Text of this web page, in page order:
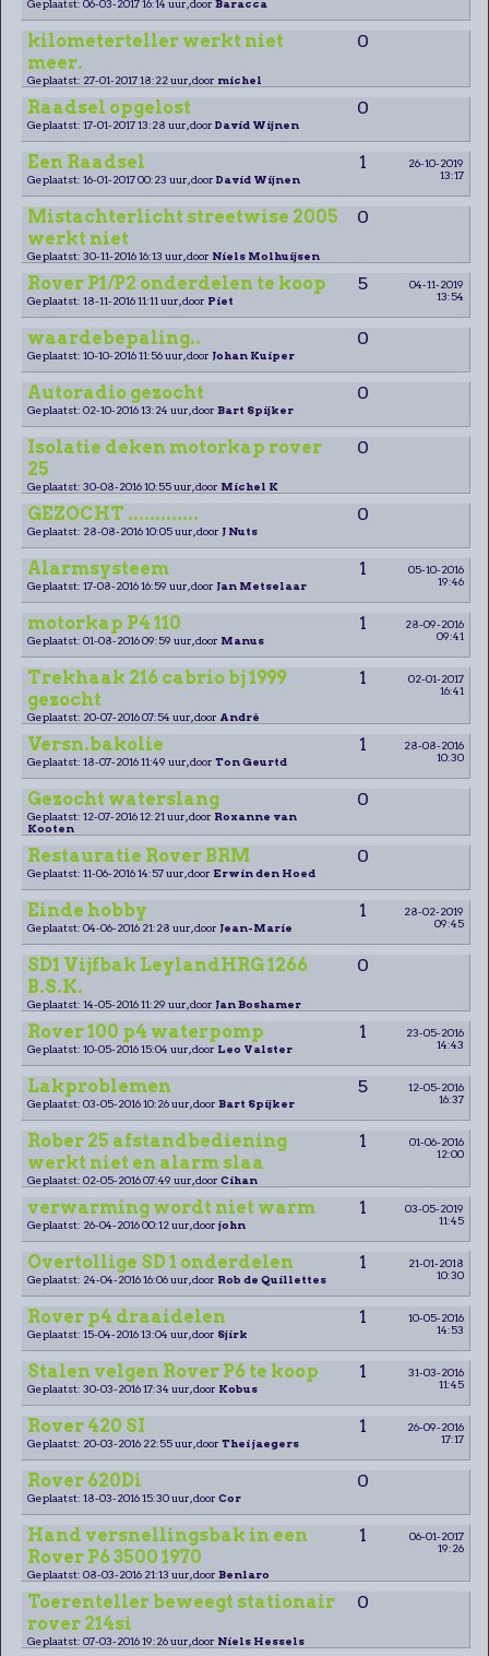
Geplaatst: 06-03-2017 16:14 uur, door Baracca
kilometerteller werkt niet
meer.
0
Geplaatst: 27-01-2017 18:22 uur, door michel
Raadsel opgelost 0
Geplaatst: 17-01-2017 13:28 uur, door David Wijnen
Een Raadsel 1
26-10-2019
13:17
Geplaatst: 16-01-2017 00:23 uur, door David Wijnen
Mistachterlicht streetwise 2005
werkt niet
0
Geplaatst: 30-11-2016 16:13 uur, door Niels Molhuijsen
Rover P1/P2 onderdelen te koop 5
04-11-2019
13:54
Geplaatst: 18-11-2016 11:11 uur, door Piet
waardebepaling.. 0
Geplaatst: 10-10-2016 11:56 uur, door Johan Kuiper
Autoradio gezocht 0
Geplaatst: 02-10-2016 13:24 uur, door Bart Spijker
Isolatie deken motorkap rover
25
0
Geplaatst: 30-08-2016 10:55 uur, door Michel K
GEZOCHT ............. 0
Geplaatst: 28-08-2016 10:05 uur, door J Nuts
Alarmsysteem 1
05-10-2016
19:46
Geplaatst: 17-08-2016 16:59 uur, door Jan Metselaar
motorkap P4 110 1
28-09-2016
09:41
Geplaatst: 01-08-2016 09:59 uur, door Manus
Trekhaak 216 cabrio bj 1999
gezocht
1
02-01-2017
16:41
Geplaatst: 20-07-2016 07:54 uur, door André
Versn.bakolie 1
28-08-2016
10:30
Geplaatst: 18-07-2016 11:49 uur, door Ton Geurtd
Gezocht waterslang 0
Geplaatst: 12-07-2016 12:21 uur, door Roxanne van
Kooten
Restauratie Rover BRM 0
Geplaatst: 11-06-2016 14:57 uur, door Erwin den Hoed
Einde hobby 1
28-02-2019
09:45
Geplaatst: 04-06-2016 21:28 uur, door Jean-Marie
SD1 Vijfbak LeylandHRG 1266
B.S.K.
0
Geplaatst: 14-05-2016 11:29 uur, door Jan Boshamer
Rover 100 p4 waterpomp 1
23-05-2016
14:43
Geplaatst: 10-05-2016 15:04 uur, door Leo Valster
Lakproblemen 5
12-05-2016
16:37
Geplaatst: 03-05-2016 10:26 uur, door Bart Spijker
Rober 25 afstandbediening
werkt niet en alarm slaa
1
01-06-2016
12:00
Geplaatst: 02-05-2016 07:49 uur, door Cihan
verwarming wordt niet warm 1
03-05-2019
11:45
Geplaatst: 26-04-2016 00:12 uur, door john
Overtollige SD 1 onderdelen 1
21-01-2018
10:30
Geplaatst: 24-04-2016 16:06 uur, door Rob de Quillettes
Rover p4 draaidelen 1
10-05-2016
14:53
Geplaatst: 15-04-2016 13:04 uur, door Sjirk
Stalen velgen Rover P6 te koop 1
31-03-2016
11:45
Geplaatst: 30-03-2016 17:34 uur, door Kobus
Rover 420 SI 1
26-09-2016
17:17
Geplaatst: 20-03-2016 22:55 uur, door Thei jaegers
Rover 620Di 0
Geplaatst: 18-03-2016 15:30 uur, door Cor
Hand versnellingsbak in een
Rover P6 3500 1970
1
06-01-2017
19:26
Geplaatst: 08-03-2016 21:13 uur, door Benlaro
Toerenteller beweegt stationair
rover 214si
0
Geplaatst: 07-03-2016 19:26 uur, door Niels Hessels